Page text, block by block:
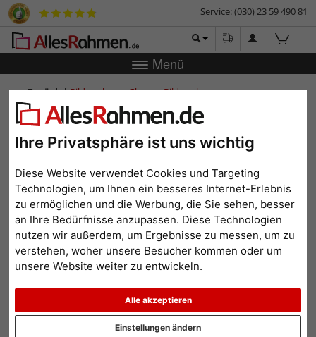
Ihre Privatsphäre ist uns wichtig
Diese Website verwendet Cookies und Targeting
Technologien, um Ihnen ein besseres Internet-Erlebnis
zu ermöglichen und die Werbung, die Sie sehen, besser
an Ihre Bedürfnisse anzupassen. Diese Technologien
nutzen wir außerdem, um Ergebnisse zu messen, um zu
verstehen, woher unsere Besucher kommen oder um
unsere Website weiter zu entwickeln.
Alle akzeptieren
Einstellungen ändern
Service: (030) 23 59 490 81
Menü
Zurück|Bilderrahmen-Shop
Bilderrahmen
Schattenfugenrahmen
Schattenfuge Rochford
Schattenfuge Rochford